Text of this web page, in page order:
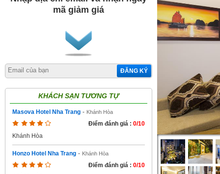
mã giảm giá
ĐĂNG KÝ
KHÁCH SẠN TƯƠNG TỰ
Masova Hotel Nha Trang - Khánh Hòa
Điểm đánh giá : 0/10
Khánh Hòa
Honzo Hotel Nha Trang - Khánh Hòa
Điểm đánh giá : 0/10